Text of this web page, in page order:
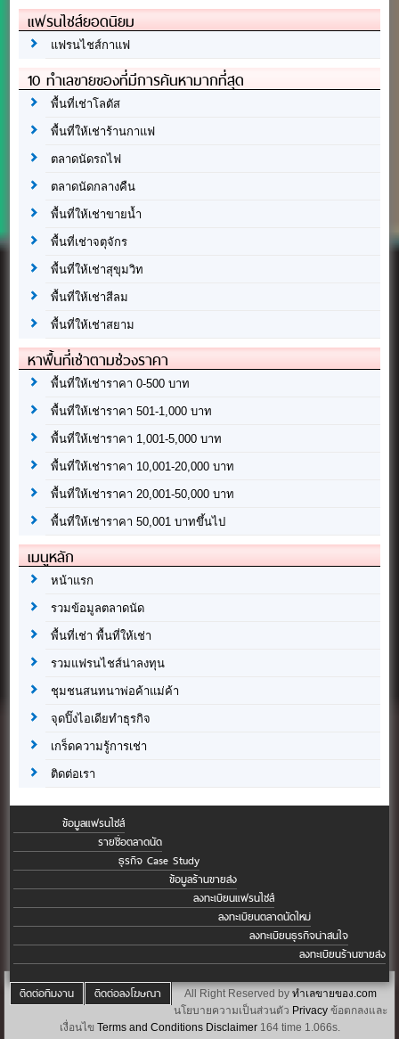
แฟรนไชส์ยอดนิยม
แฟรนไชส์กาแฟ
10 ทำเลขายของที่มีการค้นหามากที่สุด
พื้นที่เช่าโลตัส
พื้นที่ให้เช่าร้านกาแฟ
ตลาดนัดรถไฟ
ตลาดนัดกลางคืน
พื้นที่ให้เช่าขายน้ำ
พื้นที่เช่าจตุจักร
พื้นที่ให้เช่าสุขุมวิท
พื้นที่ให้เช่าสีลม
พื้นที่ให้เช่าสยาม
หาพื้นที่เช่าตามช่วงราคา
พื้นที่ให้เช่าราคา 0-500 บาท
พื้นที่ให้เช่าราคา 501-1,000 บาท
พื้นที่ให้เช่าราคา 1,001-5,000 บาท
พื้นที่ให้เช่าราคา 10,001-20,000 บาท
พื้นที่ให้เช่าราคา 20,001-50,000 บาท
พื้นที่ให้เช่าราคา 50,001 บาทขึ้นไป
เมนูหลัก
หน้าแรก
รวมข้อมูลตลาดนัด
พื้นที่เช่า พื้นที่ให้เช่า
รวมแฟรนไชส์น่าลงทุน
ชุมชนสนทนาพ่อค้าแม่ค้า
จุดปิ๊งไอเดียทำธุรกิจ
เกร็ดความรู้การเช่า
ติดต่อเรา
ข้อมูลแฟรนไชส์
รายชื่อตลาดนัด
ธุรกิจ Case Study
ข้อมูลร้านขายส่ง
ลงทะเบียนแฟรนไชส์
ลงทะเบียนตลาดนัดใหม่
ลงทะเบียนธุรกิจน่าสนใจ
ลงทะเบียนร้านขายส่ง
ติดต่อทีมงาน ติดต่อลงโฆษณา All Right Reserved by ทำเลขายของ.com
นโยบายความเป็นส่วนตัว Privacy ข้อตกลงและ
เงื่อนไข Terms and Conditions Disclaimer164 time 1.066s.